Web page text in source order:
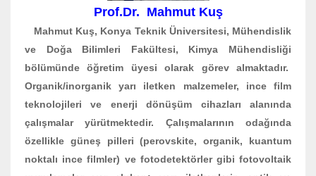
Prof.Dr. Mahmut Kuş
Mahmut Kuş, Konya Teknik Üniversitesi, Mühendislik
ve Doğa Bilimleri Fakültesi, Kimya Mühendisliği
bölümünde öğretim üyesi olarak görev almaktadır.
Organik/inorganik yarı iletken malzemeler, ince film
teknolojileri ve enerji dönüşüm cihazları alanında
çalışmalar yürütmektedir. Çalışmalarının odağında
özellikle güneş pilleri (perovskite, organik, kuantum
noktalı ince filmler) ve fotodetektörler gibi fotovoltaik